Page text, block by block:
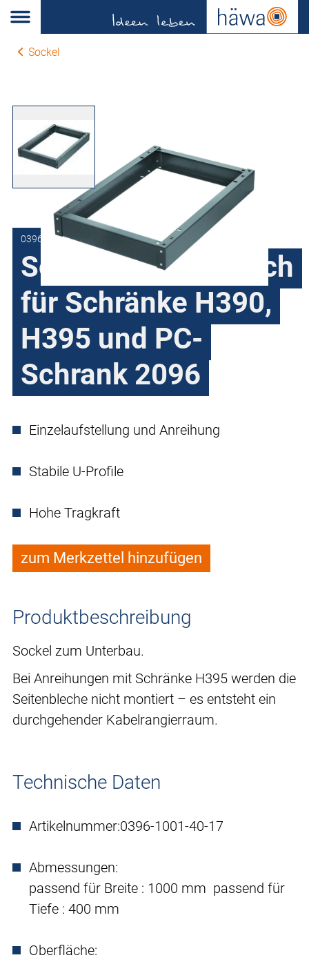
Sockel
0396-1001-40-17
Sockel 100 mm hoch
für Schränke H390,
H395 und PC-
Schrank 2096
Einzelaufstellung und Anreihung
Stabile U-Profile
Hohe Tragkraft
zum Merkzettel hinzufügen
Produktbeschreibung
Sockel zum Unterbau.
Bei Anreihungen mit Schränke H395 werden die
Seitenbleche nicht montiert – es entsteht ein
durchgehender Kabelrangierraum.
Technische Daten
Artikelnummer:0396-1001-40-17
Abmessungen:
passend für Breite : 1000 mm passend für
Tiefe : 400 mm
Oberfläche: